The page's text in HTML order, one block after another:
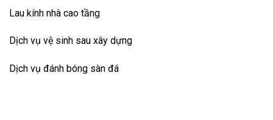
Lau kính nhà cao tầng
Dịch vụ vệ sinh sau xây dựng
Dịch vụ đánh bóng sàn đá